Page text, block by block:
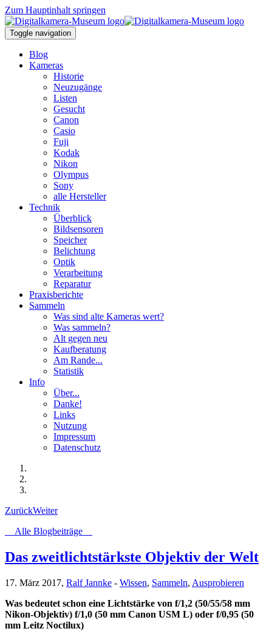
Zum Hauptinhalt springen
Toggle navigation
Blog
Kameras
Historie
Neuzugänge
Listen
Gesucht
Canon
Casio
Fuji
Kodak
Nikon
Olympus
Sony
alle Hersteller
Technik
Überblick
Bildsensoren
Speicher
Belichtung
Optik
Verarbeitung
Reparatur
Praxisberichte
Sammeln
Was sind alte Kameras wert?
Was sammeln?
Alt gegen neu
Kaufberatung
Am Rande...
Statistik
Info
Über...
Danke!
Links
Nutzung
Impressum
Datenschutz
ZurückWeiter
Alle Blogbeiträge
Das zweitlichtstärkste Objektiv der Welt
17. März 2017, Ralf Jannke - Wissen, Sammeln, Ausprobieren
Was bedeutet schon eine Lichtstärke von f/1,2 (50/55/58 mm
Nikon-Objektiv) f/1,0 (50 mm Canon USM L) oder f/0,95 (50
mm Leitz Noctilux)